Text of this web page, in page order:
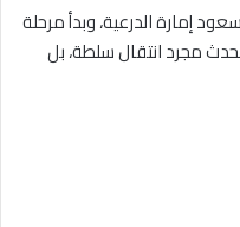
بن سعود إمارة الدرعية، وبدأ مرحلة
مجرد انتقال سلطة، بل